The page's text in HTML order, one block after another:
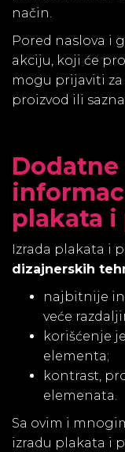
način.
Pored naslova i
akciju, koji će
mogu prijaviti
proizvod ili
plakata i
Izrada plakata i
dizajnerskih
najbitnije
veće
korišćenje
elementa;
kontrast,
elemenata.
Sa ovim i
izradu plakata i